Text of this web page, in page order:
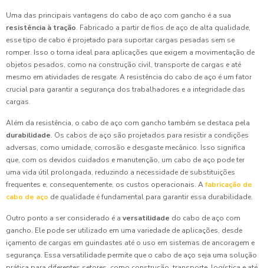
Uma das principais vantagens do cabo de aço com gancho é a sua
resistência à tração. Fabricado a partir de fios de aço de alta qualidade,
esse tipo de cabo é projetado para suportar cargas pesadas sem se
romper. Isso o torna ideal para aplicações que exigem a movimentação de
objetos pesados, como na construção civil, transporte de cargas e até
mesmo em atividades de resgate. A resistência do cabo de aço é um fator
crucial para garantir a segurança dos trabalhadores e a integridade das
cargas.
Além da resistência, o cabo de aço com gancho também se destaca pela
durabilidade. Os cabos de aço são projetados para resistir a condições
adversas, como umidade, corrosão e desgaste mecânico. Isso significa
que, com os devidos cuidados e manutenção, um cabo de aço pode ter
uma vida útil prolongada, reduzindo a necessidade de substituições
frequentes e, consequentemente, os custos operacionais. Afabricação de
cabo de aço de qualidade é fundamental para garantir essa durabilidade.
Outro ponto a ser considerado é a versatilidade do cabo de aço com
gancho. Ele pode ser utilizado em uma variedade de aplicações, desde
içamento de cargas em guindastes até o uso em sistemas de ancoragem e
segurança. Essa versatilidade permite que o cabo de aço seja uma solução